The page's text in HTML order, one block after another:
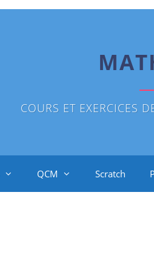
COURS ET EXERCICES
QCM Scratch